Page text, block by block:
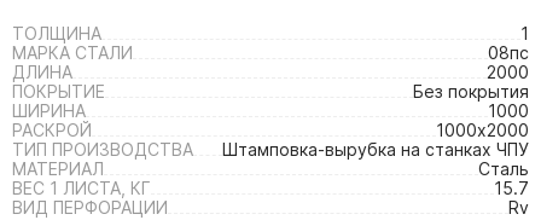
ТОЛЩИНА
1
МАРКА СТАЛИ
08пс
ДЛИНА
2000
ПОКРЫТИЕ
Без покрытия
ШИРИНА
1000
РАСКРОЙ
1000х2000
ТИП ПРОИЗВОДСТВА
Штамповка-вырубка на станках ЧПУ
МАТЕРИАЛ
Сталь
ВЕС 1 ЛИСТА, КГ
15.7
ВИД ПЕРФОРАЦИИ
Rv